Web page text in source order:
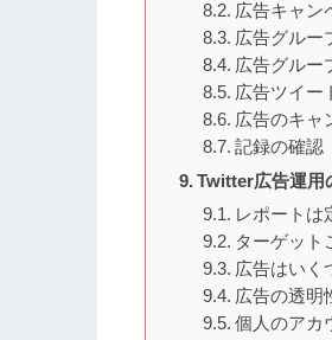
広告キャン
広告グルー
広告グルー
広告ツイー
広告のキャ
記録の確認
Twitter広告運用
レポートは
ターゲット
広告はいく
広告の透明
個人のアカ